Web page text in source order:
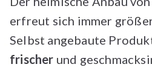
erfreut sich immer
Selbst angebaute
frischer und